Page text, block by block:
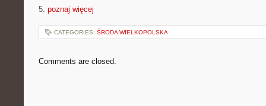
5. poznaj więcej
CATEGORIES: ŚRODA WIELKOPOLSKA
Comments are closed.